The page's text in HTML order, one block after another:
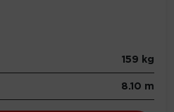
159 kg
8.10 m